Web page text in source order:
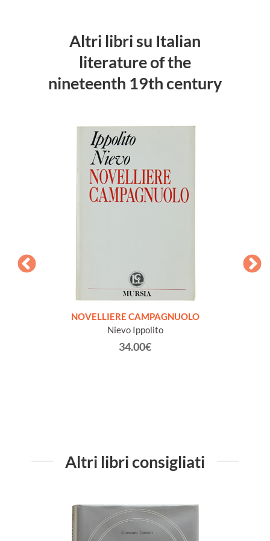
Altri libri su Italian
literature of the
nineteenth 19th century
NOVELLIERE CAMPAGNUOLO
Nievo Ippolito
34.00€
Altri libri consigliati